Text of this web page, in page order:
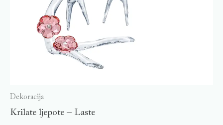
Dekoracija
Krilate ljepote – Laste